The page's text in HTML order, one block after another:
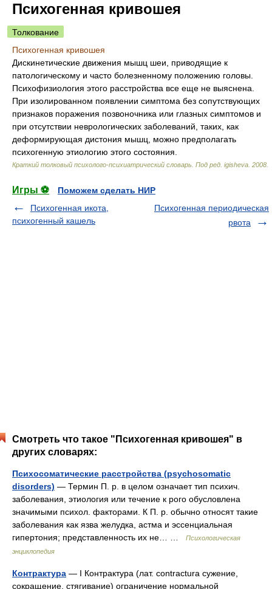
Психогенная кривошея
Толкование
Психогенная кривошея
Дискинетические движения мышц шеи, приводящие к
патологическому и часто болезненному положению головы.
Психофизиология этого расстройства все еще не выяснена.
При изолированном появлении симптома без сопутствующих
признаков поражения позвоночника или глазных симптомов и
при отсутствии неврологических заболеваний, таких, как
деформирующая дистония мышц, можно предполагать
психогенную этиологию этого состояния.
Краткий толковый психолого-психиатрический словарь Под ред. igisheva 2008
Игры ⚽
Поможем сделать НИР
Психогенная икота,
психогенный кашель
Психогенная периодическая
рвота
Смотреть что такое "Психогенная кривошея" в
других словарях:
Психосоматические расстройства (psychosomatic
disorders) — Термин П. р. в целом означает тип психич.
заболевания, этиология или течение к рого обусловлена
значимыми психол. факторами. К П. р. обычно относят такие
заболевания как язва желудка, астма и эссенциальная
гипертония; представленность их не… …
Психологическая
энциклопедия
Контрактура — I Контрактура (лат. contractura сужение,
сокращение, стягивание) ограничение нормальной